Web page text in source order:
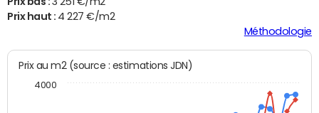
Prix haut : 4 227 €/m2
Méthodologie
Prix au m2 (source : estimations JDN)
4000